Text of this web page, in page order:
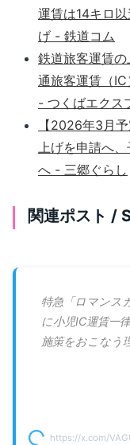
運賃は14キロ
げ - 鉄道コム
鉄道旅客運賃
通旅客運賃（
- つくばエクス
【2026年3月
上げを申請へ
へ - 三郷ぐらし
関連ポスト /
特急「ロマンス
に小児IC運賃一
施策をおこなう
https://x.com/